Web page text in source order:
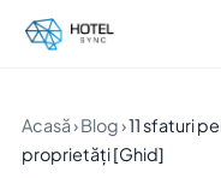
Acasă›Blog›11 sfaturi
proprietăți [Ghid]